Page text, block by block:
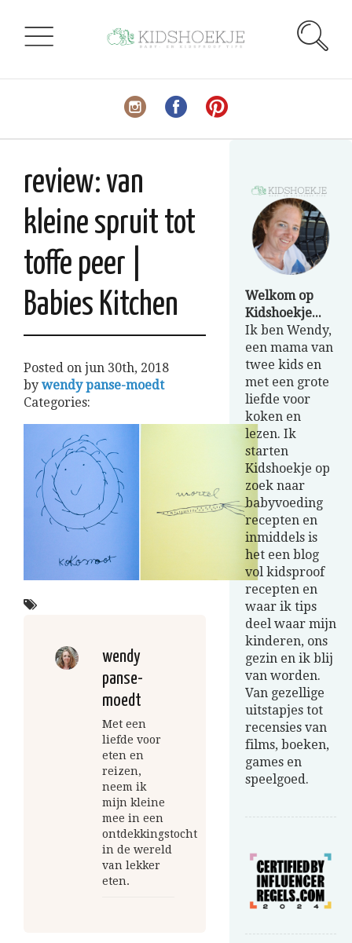
review: van
kleine spruit tot
toffe peer |
Babies Kitchen
Posted on jun 30th, 2018
by wendy panse-moedt
Categories:
wendy
panse-
moedt
Met een
liefde voor
eten en
reizen,
neem ik
mijn kleine
mee in een
ontdekkingstocht
in de wereld
van lekker
eten.
Welkom op
Kidshoekje...
Ik ben Wendy,
een mama van
twee kids en
met een grote
liefde voor
koken en
lezen. Ik
starten
Kidshoekje op
zoek naar
babyvoeding
recepten en
inmiddels is
het een blog
vol kidsproof
recepten en
waar ik tips
deel waar mijn
kinderen, ons
gezin en ik blij
van worden.
Van gezellige
uitstapjes tot
recensies van
films, boeken,
games en
speelgoed.